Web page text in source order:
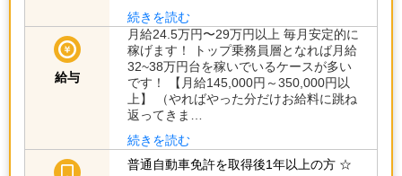
続きを読む
給与
月給24.5万円〜29万円以上 毎月安定的に
稼げます！ トップ乗務員層となれば月給
32~38万円台を稼いでいるケースが多い
です！ 【月給145,000円～350,000円以
上】 （やればやった分だけお給料に跳ね
返ってきま…
続きを読む
普通自動車免許を取得後1年以上の方 ☆